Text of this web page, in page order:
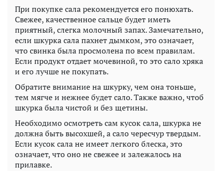
При покупке сала рекомендуется его понюхать.
Свежее, качественное сальце будет иметь
приятный, слегка молочный запах. Замечательно,
если шкурка сала пахнет дымком, это означает,
что свинка была просмолена по всем правилам.
Если продукт отдает мочевиной, то это сало хряка
и его лучше не покупать.
Обратите внимание на шкурку, чем она тоньше,
тем мягче и нежнее будет сало. Также важно, чтоб
шкурка была чистой и без щетины.
Необходимо осмотреть сам кусок сала, шкурка не
должна быть высохшей, а сало чересчур твердым.
Если кусок сала не имеет легкого блеска, это
означает, что оно не свежее и залежалось на
прилавке.